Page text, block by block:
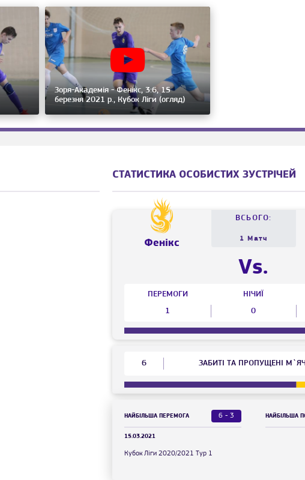
Зоря-Академія - Фенікс, 3:6, 15
березня 2021 р., Кубок Ліги (огляд)
СТАТИСТИКА ОСОБИСТИХ ЗУСТРІЧЕЙ
Фенікс
ВСЬОГО:
1 Матч
Vs.
ПЕРЕМОГИ
1
НІЧИЇ
0
6 ЗАБИТІ ТА ПРОПУЩЕНІ
НАЙБІЛЬША ПЕРЕМОГА 6 - 3
15.03.2021
Кубок Ліги 2020/2021 Тур 1
НАЙБІЛЬША